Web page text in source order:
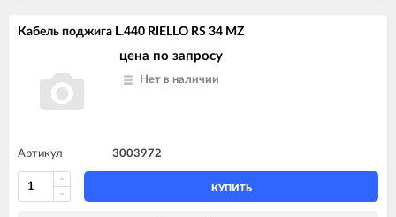
Кабель поджига L.440 RIELLO RS 34 MZ
цена по запросу
Нет в наличии
Артикул 3003972
КУПИТЬ